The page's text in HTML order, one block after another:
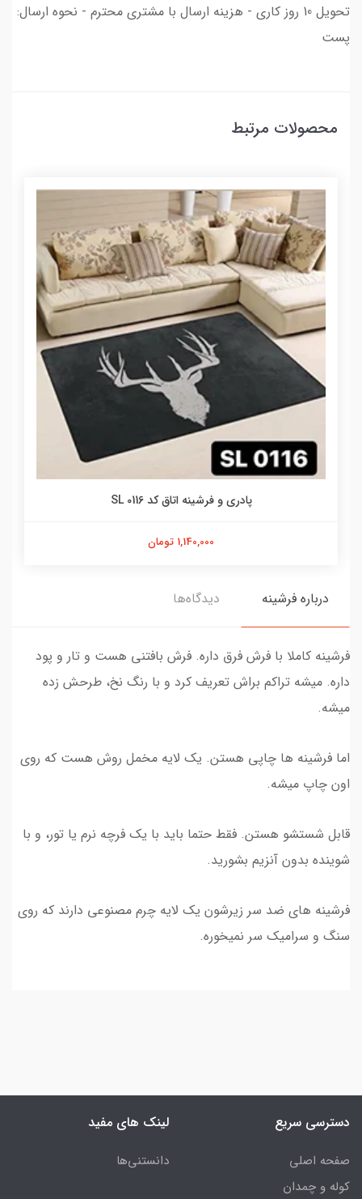
تحویل 10 روز کاری - هزینه ارسال با مشتری محترم - نحوه ارسال:
پست
محصولات مرتبط
پادری و فرشینه اتاق کد SL 0116
1,140,000 تومان
درباره فرشینه دیدگاه‌ها
فرشینه کاملا با فرش فرق داره. فرش بافتنی هست و تار و پود
داره. میشه تراکم براش تعریف کرد و با رنگ نخ، طرحش زده
میشه.
اما فرشینه ها چاپی هستن. یک لایه مخمل روش هست که روی
اون چاپ میشه.
قابل شستشو هستن. فقط حتما باید با یک فرچه نرم یا تور، و با
شوینده بدون آنزیم بشورید.
فرشینه های ضد سر زیرشون یک لایه چرم مصنوعی دارند که روی
سنگ و سرامیک سر نمیخوره.
دسترسی سریع
صفحه اصلی
کوله و چمدان
لینک های مفید
دانستنی‌ها